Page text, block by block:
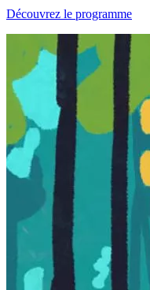
Découvrez le programme